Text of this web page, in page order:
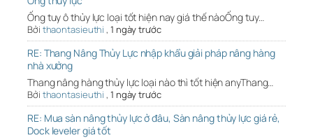
Ống tuy ô thủy lực loại tốt hiện nay giá thế nàoỐng tuy…
Bởi thaontasieuthi , 1 ngày trước
RE: Thang Nâng Thủy Lực nhập khẩu giải pháp nâng hàng
nhà xưởng
Thang nâng hàng thủy lực loại nào thì tốt hiện anyThang…
Bởi thaontasieuthi , 1 ngày trước
RE: Mua sàn nâng thủy lực ở đâu, Sàn nâng thủy lực giá rẻ,
Dock leveler giá tốt